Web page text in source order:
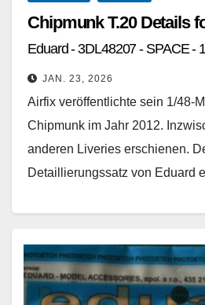
Chipmunk T.20 Details
Eduard - 3DL48207 - SPACE -
JAN. 23, 2026
Airfix veröffentlichte sein 1/48-
Chipmunk im Jahr 2012.
anderen Liveries erschienen.
Detaillierungssatz von Eduard